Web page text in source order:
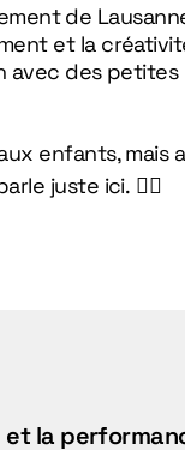
de
et la
avec des petites
enfants, mais
juste ici. 👇🏼
la